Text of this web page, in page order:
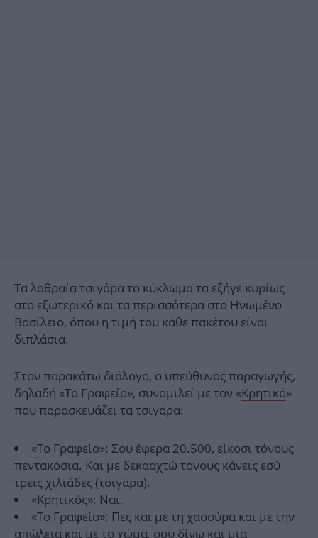
Τα λαθραία τσιγάρα το κύκλωμα τα εξήγε κυρίως
στο εξωτερικό και τα περισσότερα στο Ηνωμένο
Βασίλειο, όπου η τιμή του κάθε πακέτου είναι
διπλάσια.
Στον παρακάτω διάλογο, ο υπεύθυνος παραγωγής,
δηλαδή «Το Γραφείο», συνομιλεί με τον «Κρητικό»
που παρασκευάζει τα τσιγάρα:
«Το Γραφείο»: Σου έφερα 20.500, είκοσι τόνους
πεντακόσια. Και με δεκαοχτώ τόνους κάνεις εσύ
τρεις χιλιάδες (τσιγάρα).
«Κρητικός»: Ναι.
«Το Γραφείο»: Πες και με τη χασούρα και με την
απώλεια και με το χώμα, σου δίνω και μια